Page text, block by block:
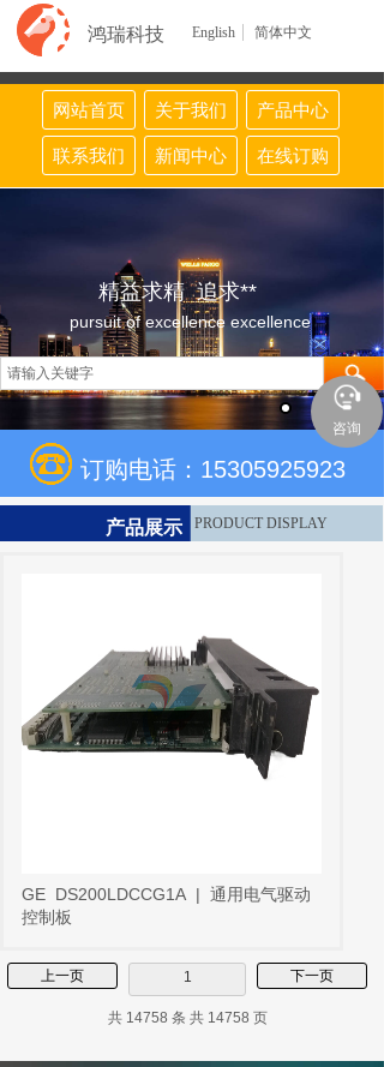
鸿瑞科技 English 简体中文
网站首页 关于我们 产品中心
联系我们 新闻中心 在线订购
精益求精 追求**
pursuit of excellence excellence
订购电话：15305925923
PRODUCT DISPLAY
产品展示
GE DS200LDCCG1A | 通用电气驱动
控制板
上一页 1 下一页
共 14758 条 共 14758 页
咨询